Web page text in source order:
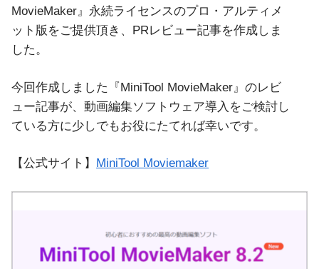
MovieMaker』永続ライセンスのプロ・アルティメ
ット版をご提供頂き、PRレビュー記事を作成しま
した。
今回作成しました『MiniTool MovieMaker』のレビ
ュー記事が、動画編集ソフトウェア導入をご検討し
ている方に少しでもお役にたてれば幸いです。
【公式サイト】 MiniTool Moviemaker